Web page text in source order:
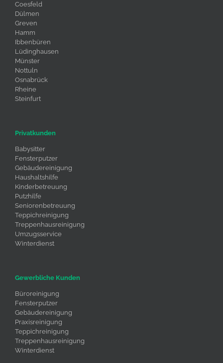
Coesfeld
Dülmen
Greven
Hamm
Ibbenbüren
Lüdinghausen
Münster
Nottuln
Osnabrück
Rheine
Steinfurt
Privatkunden
Babysitter
Fensterputzer
Gebäudereinigung
Haushaltshilfe
Kinderbetreuung
Putzhilfe
Seniorenbetreuung
Teppichreinigung
Treppenhausreinigung
Umzugsservice
Winterdienst
Gewerbliche Kunden
Büroreinigung
Fensterputzer
Gebäudereinigung
Praxisreinigung
Teppichreinigung
Treppenhausreinigung
Winterdienst